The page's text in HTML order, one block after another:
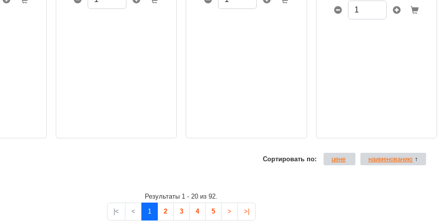
Эргономичный шестигранный
Эргономичный шестигранный
Сортировать по: цене наименованию ↑
Результаты 1 - 20 из 92.
|<
< 1 2 3 4 5 > >|